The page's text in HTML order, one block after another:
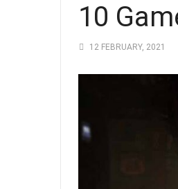
10
12 FEBRUARY, 2021